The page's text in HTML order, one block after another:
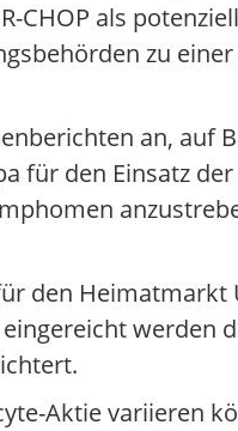
als
zu
an, auf
für den Einsatz
den
werden
Aktie variieren